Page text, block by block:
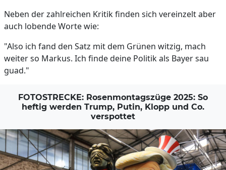
Neben der zahlreichen Kritik finden sich vereinzelt aber
auch lobende Worte wie:
"Also ich fand den Satz mit dem Grünen witzig, mach
weiter so Markus. Ich finde deine Politik als Bayer sau
guad."
FOTOSTRECKE: Rosenmontagszüge 2025: So
heftig werden Trump, Putin, Klopp und Co.
verspottet